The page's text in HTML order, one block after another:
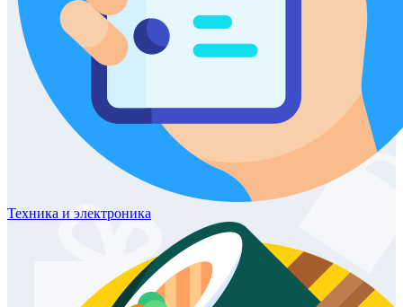
Техника и электроника